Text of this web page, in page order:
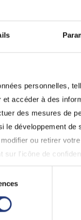
personnelles,
accéder à des
des mesures de
le développement
ou retirer
sur l'icône de
:
géographique
pour en
BAZIN-
Rémi
Boutonne (79170)
34
de
ou aux